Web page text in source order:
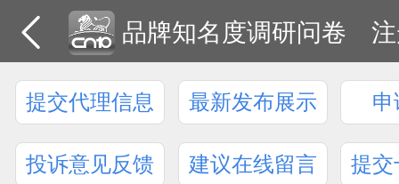
品牌知名度调研问卷
提交代理信息 最新发布展示 申
投诉意见反馈 建议在线留言 提交